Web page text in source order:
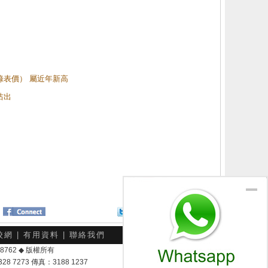
表價） 屬近年新高
出
分享給朋友
網 有用資料 聯絡我們
◆ 版權所有
7273 傳真：3188 1237